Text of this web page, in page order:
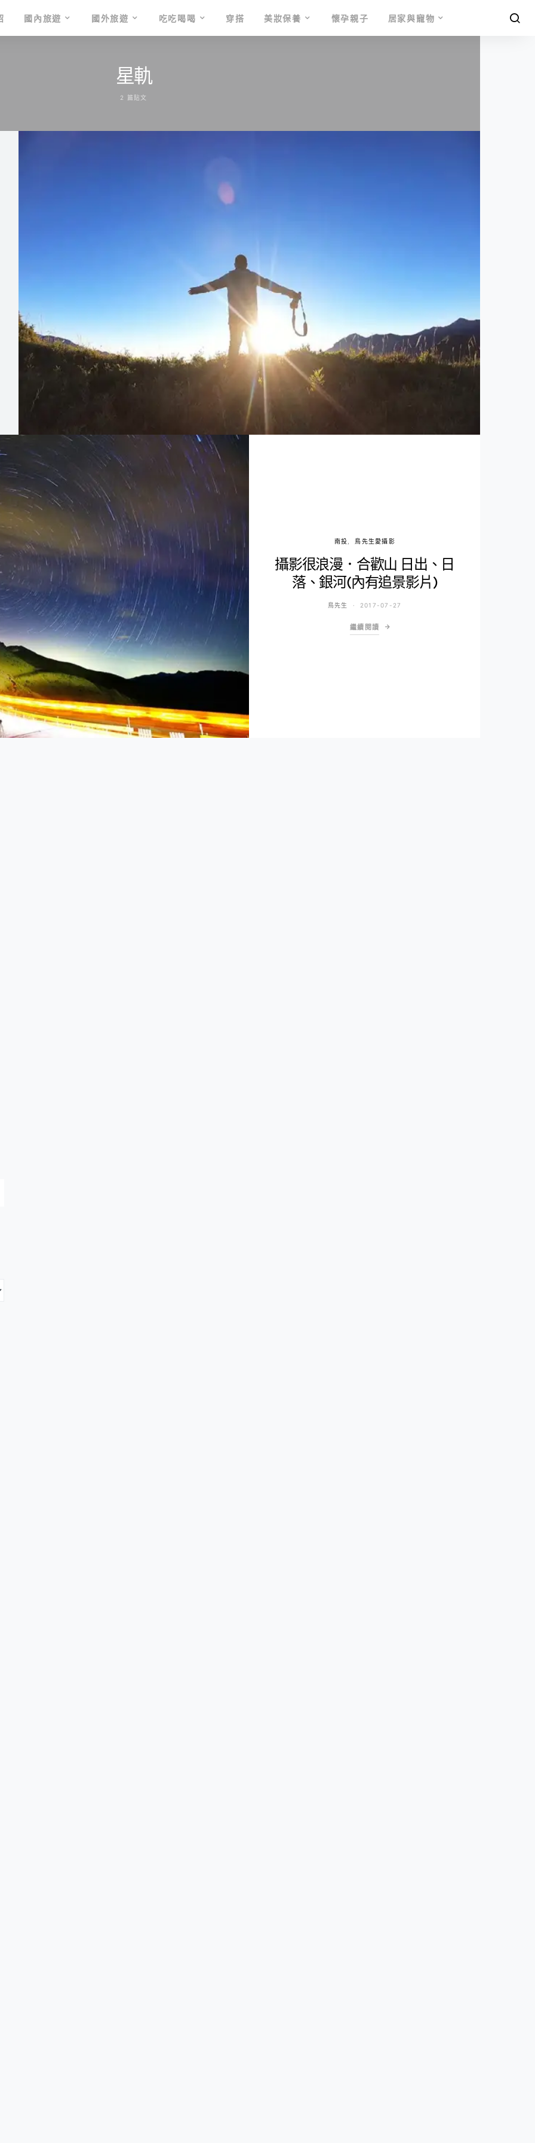
國內旅遊 國外旅遊 吃吃喝喝 穿搭 美妝保養 懷孕親子 居家與寵物
星軌
2 篇貼文
南投 鳥先生愛攝影
攝影很浪漫．合歡山 日出、日
落、銀河(內有追景影片)
鳥先生 2017-07-27
繼續閱讀